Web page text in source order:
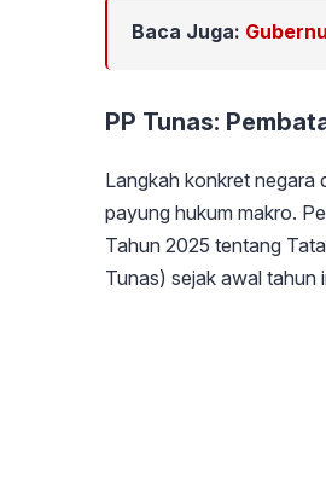
Baca Juga:
PP Tunas:
Langkah konkret negara
payung hukum makro.
Tahun 2025 tentang
Tunas) sejak awal tahun